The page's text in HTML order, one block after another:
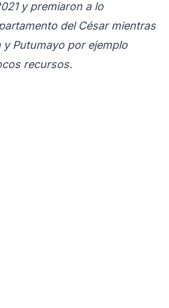
y premiaron a lo
del César mientras
y Putumayo por ejemplo
recursos.